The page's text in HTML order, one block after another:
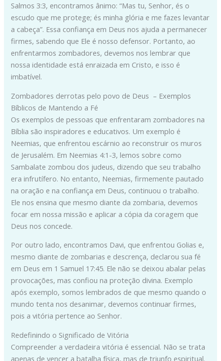
Salmos 3:3, encontramos ânimo: “Mas tu, Senhor, és o
escudo que me protege; és minha glória e me fazes levantar
a cabeça”. Essa confiança em Deus nos ajuda a permanecer
firmes, sabendo que Ele é nosso defensor. Portanto, ao
enfrentarmos zombadores, devemos nos lembrar que
nossa identidade está enraizada em Cristo, e isso é
imbatível.
Zombadores derrotas pelo povo de Deus – Exemplos
Bíblicos de Mantendo a Fé
Os exemplos de pessoas que enfrentaram zombadores na
Bíblia são inspiradores e educativos. Um exemplo é
Neemias, que enfrentou escárnio ao reconstruir os muros
de Jerusalém. Em Neemias 4:1-3, lemos sobre como
Sambalate zombou dos judeus, dizendo que seu trabalho
era infrutífero. No entanto, Neemias, firmemente pautado
na oração e na confiança em Deus, continuou o trabalho.
Ele nos ensina que mesmo diante da zombaria, devemos
focar em nossa missão e aplicar a cópia da coragem que
Deus nos concede.
Por outro lado, encontramos Davi, que enfrentou Golias e,
mesmo diante de zombarias e descrença, declarou sua fé
em Deus em 1 Samuel 17:45. Ele não se deixou abalar pelas
provocações, mas confiou na proteção divina. Exemplo
após exemplo, somos lembrados de que mesmo quando o
mundo tenta nos desanimar, devemos continuar firmes,
pois a vitória pertence ao Senhor.
Redefinindo o Significado de Vitória
Compreender a verdadeira vitória é essencial. Não se trata
apenas de vencer a batalha física, mas de triunfo espiritual.